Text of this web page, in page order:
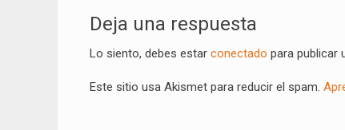
de
entradas
Deja una respuesta
Lo siento, debes estar conectado para publicar
Este sitio usa Akismet para reducir el spam.